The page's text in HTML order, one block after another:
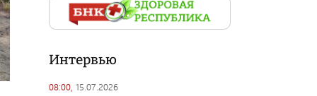
Интервью
08:00, 15.07.2026